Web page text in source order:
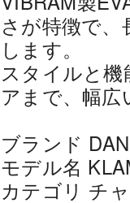
さが特徴で
します。
スタイルと
アまで、幅
ブランド
モデル名
カテゴリ チ